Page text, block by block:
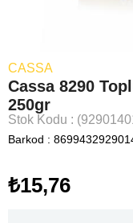
CASSA
Cassa 8290
250gr
Stok Kodu
Barkod :
₺15,76